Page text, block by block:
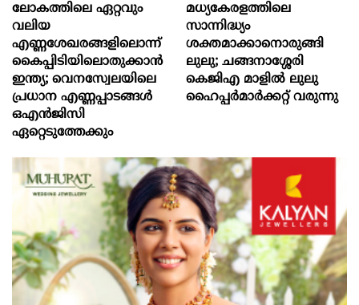
ലോകത്തിലെ ഏറ്റവും
വലിയ
എണ്ണശേഖരങ്ങളിലൊന്ന്
കൈപ്പിടിയിലൊതുക്കാന്‍
ഇന്ത്യ; വെനസ്വേലയിലെ
പ്രധാന എണ്ണപ്പാടങ്ങള്‍
ഒഎന്‍ജിസി
ഏറ്റെടുത്തേക്കും
മധ്യകേരളത്തിലെ
സാന്നിദ്ധ്യം
ശക്തമാക്കാനൊരുങ്ങി
ലുലു; ചങ്ങനാശ്ശേരി
കെജിഎ മാളിൽ ലുലു
ഹൈപ്പർമാർക്കറ്റ് വരുന്നു